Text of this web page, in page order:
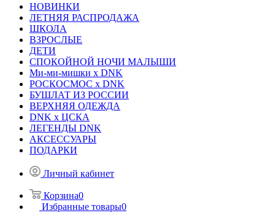
НОВИНКИ
ЛЕТНЯЯ РАСПРОДАЖА
ШКОЛА
ВЗРОСЛЫЕ
ДЕТИ
СПОКОЙНОЙ НОЧИ МАЛЫШИ
Ми-ми-мишки x DNK
РОСКОСМОС x DNK
БУШЛАТ ИЗ РОССИИ
ВЕРХНЯЯ ОДЕЖДА
DNK x ЦСКА
ЛЕГЕНДЫ DNK
АКСЕССУАРЫ
ПОДАРКИ
Личный кабинет
Корзина0
Избранные товары0